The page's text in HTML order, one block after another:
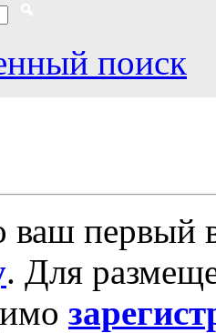
поиск
ваш первый
. Для